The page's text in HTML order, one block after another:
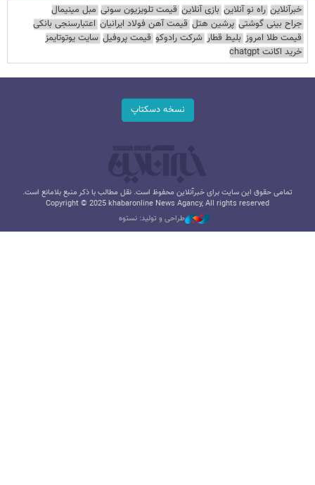
خبرآنلاین راه نو آنلاین بازی آنلاین قیمت تلویزیون سونی مبل مینیمال
جراح بینی گوشتی پرشین هتل قیمت آهن فولاد ایرانیان اعتبارسنجی بانکی
قیمت طلا امروز بلیط قطار شرکت رادوکو قیمت پروفیل سایت یوتوتایمز
خرید اکانت chatgpt
نسخه دسکتاپ
تمامی حقوق این سایت برای خبرآنلاین محفوظ است. نقل مطالب با ذکر منبع بلامانع است.
Copyright © 2025 khabaronline News Agancy, All rights reserved
طراحی و تولید: نستوه